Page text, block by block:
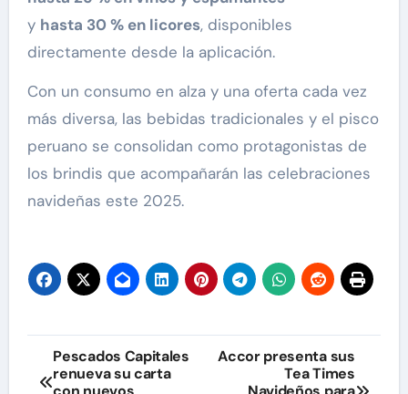
y hasta 30 % en licores, disponibles
directamente desde la aplicación.
Con un consumo en alza y una oferta cada vez
más diversa, las bebidas tradicionales y el pisco
peruano se consolidan como protagonistas de
los brindis que acompañarán las celebraciones
navideñas este 2025.
Navegación
Pescados Capitales
renueva su carta
Accor presenta sus
Tea Times